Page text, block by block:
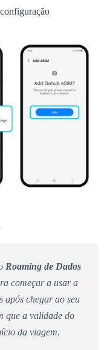
Roaming de Dados
começar a usar a
após chegar ao seu
que a validade do
da viagem.